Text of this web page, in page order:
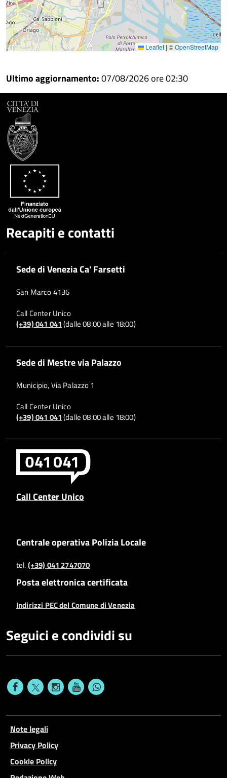
Leaflet | ©OpenStreetMap
Ultimo aggiornamento:07/08/2026 ore 02:30
Recapiti e contatti
Sede di Venezia Ca' Farsetti
San Marco 4136
Call Center Unico
(+39) 041 041(dalle 08:00 alle 18:00)
Sede di Mestre via Palazzo
Municipio, Via Palazzo 1
Call Center Unico
(+39) 041 041(dalle 08:00 alle 18:00)
Call Center Unico
Centrale operativa Polizia Locale
tel.(+39) 041 2747070
Posta elettronica certificata
Indirizzi PEC del Comune di Venezia
Seguici e condividi su
Note legali
Privacy Policy
Cookie Policy